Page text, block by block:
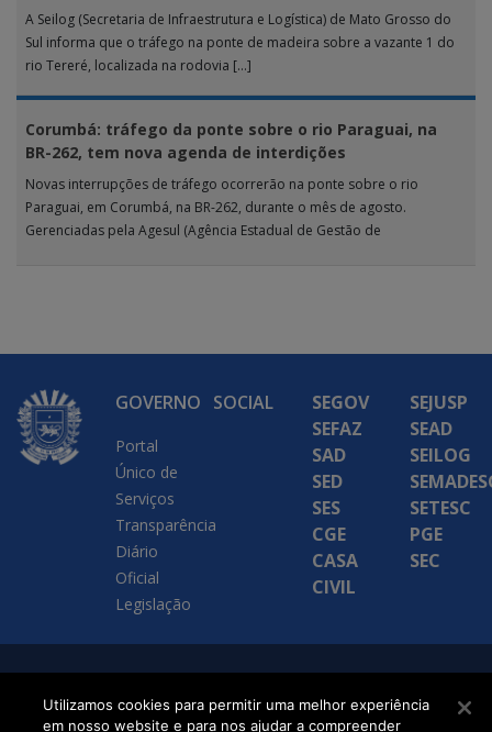
A Seilog (Secretaria de Infraestrutura e Logística) de Mato Grosso do
Sul informa que o tráfego na ponte de madeira sobre a vazante 1 do
rio Tereré, localizada na rodovia […]
Corumbá: tráfego da ponte sobre o rio Paraguai, na
BR-262, tem nova agenda de interdições
Novas interrupções de tráfego ocorrerão na ponte sobre o rio
Paraguai, em Corumbá, na BR-262, durante o mês de agosto.
Gerenciadas pela Agesul (Agência Estadual de Gestão de
GOVERNO
Portal
Único de
Serviços
Transparência
Diário
Oficial
Legislação
SOCIAL
SEGOV
SEFAZ
SAD
SED
SES
CGE
CASA
CIVIL
SEJUSP
SEAD
SEILOG
SETESC
PGE
SEC
Executiva de
Utilizamos cookies para permitir uma melhor experiência
em nosso website e para nos ajudar a compreender